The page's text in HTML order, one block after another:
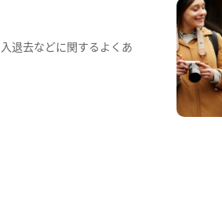
退去などに関するよくあ